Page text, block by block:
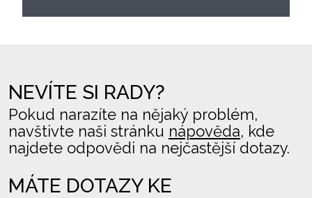
NEVÍTE SI RADY?
Pokud narazíte na nějaký problém,
navštivte naši stránku nápověda, kde
najdete odpovědi na nejčastější dotazy.
MÁTE DOTAZY KE